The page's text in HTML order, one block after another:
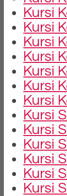
Kursi
Kursi
Kursi
Kursi
Kursi
Kursi
Kursi
Kursi
Kursi
Kursi
Kursi
Kursi
Kursi